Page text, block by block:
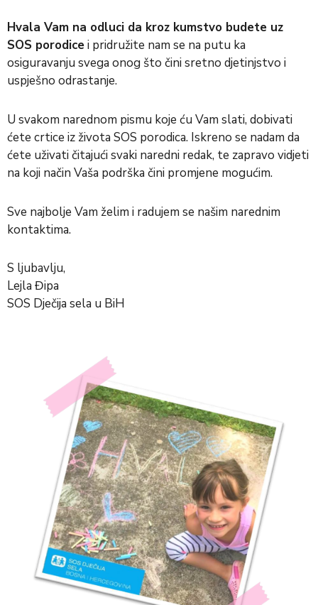
Hvala Vam na odluci da kroz kumstvo budete uz
SOS porodicei pridružite nam se na putu ka
osiguravanju svega onog što čini sretno djetinjstvo i
uspješno odrastanje.
U svakom narednom pismu koje ću Vam slati, dobivati
ćete crtice iz života SOS porodica. Iskreno se nadam da
ćete uživati čitajući svaki naredni redak, te zapravo vidjeti
na koji način Vaša podrška čini promjene mogućim.
Sve najbolje Vam želim i radujem se našim narednim
kontaktima.
S ljubavlju,
Lejla Đipa
SOS Dječija sela u BiH